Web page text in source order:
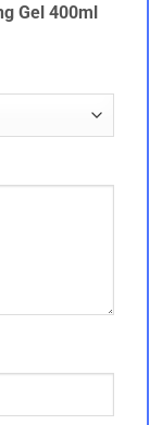
Gel 400ml